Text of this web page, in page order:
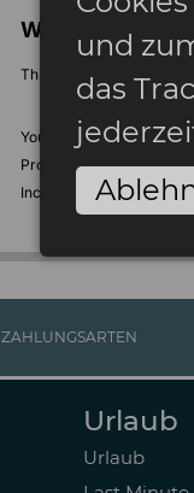
ZAHLUNGSARTEN
Urlaub
Urlaub
und
das